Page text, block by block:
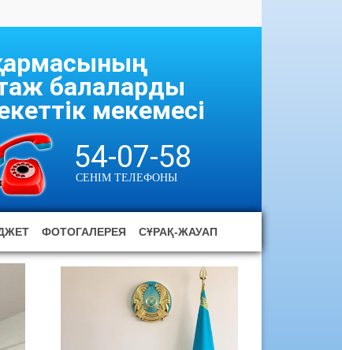
балаларды
мекемесі
54-07-58
СЕНІМ ТЕЛЕФОНЫ
ФОТОГАЛЕРЕЯ СҰРАҚ-ЖАУАП